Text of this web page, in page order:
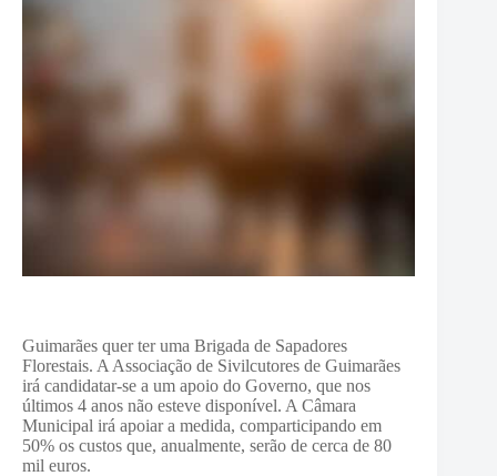
Guimarães quer ter uma Brigada de Sapadores
Florestais. A Associação de Sivilcutores de Guimarães
irá candidatar-se a um apoio do Governo, que nos
últimos 4 anos não esteve disponível. A Câmara
Municipal irá apoiar a medida, comparticipando em
50% os custos que, anualmente, serão de cerca de 80
mil euros.